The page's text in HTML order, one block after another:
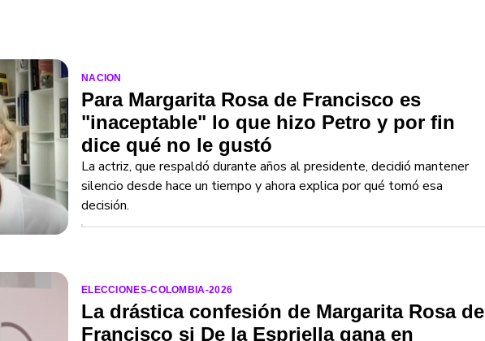
NACION
Para Margarita Rosa de Francisco es
"inaceptable" lo que hizo Petro y por fin
dice qué no le gustó
La actriz, que respaldó durante años al presidente, decidió mantener
silencio desde hace un tiempo y ahora explica por qué tomó esa
decisión.
ELECCIONES-COLOMBIA-2026
La drástica confesión de Margarita Rosa de
Francisco si De la Espriella gana en